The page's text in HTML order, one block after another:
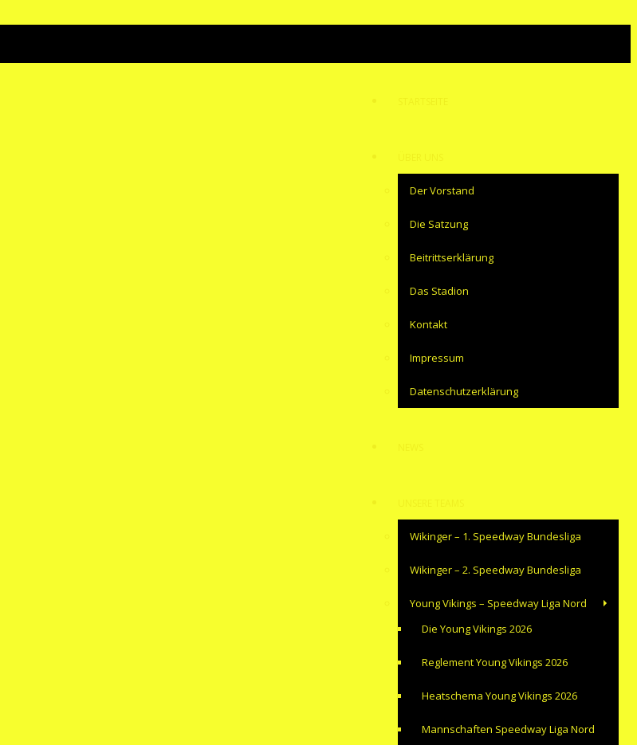
Der Vorstand
Die Satzung
Beitrittserklärung
Das Stadion
Kontakt
Impressum
Datenschutzerklärung
Wikinger – 1. Speedway Bundesliga
Wikinger – 2. Speedway Bundesliga
Young Vikings – Speedway Liga Nord
Die Young Vikings 2026
Reglement Young Vikings 2026
Heatschema Young Vikings 2026
Mannschaften Speedway Liga Nord